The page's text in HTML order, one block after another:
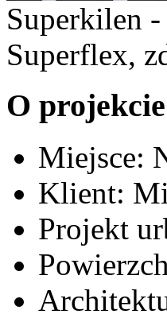
Superkilen
Superflex,
O projekcie
Miejsce:
Klient:
Projekt